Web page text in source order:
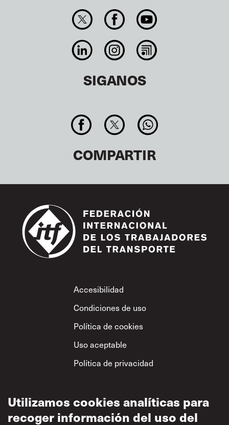
SIGANOS
COMPARTIR
Footer
Accesibilidad
Condiciones de uso
Política de cookies
Uso aceptable
Política de privacidad
Utilizamos cookies analíticas para
recoger información del uso del